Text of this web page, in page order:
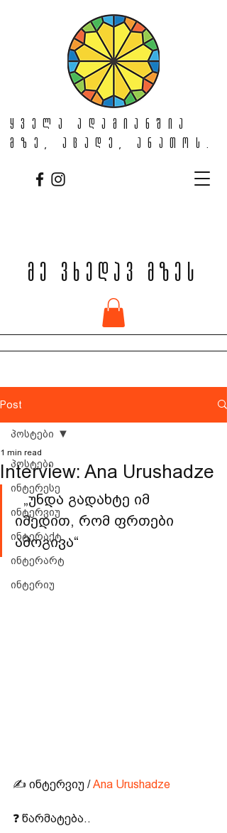
მე ვხედავ მზეს
ყველა ადამიანშია
მზე, აცადე, ანათოს.
Post
პოსტები
ინტერესე
ინტერვიუ
ინტერაქტ
ინტერარტ
ინტერიუ
პოსტები
Interview: Ana Urushadze
1 min read
იმედით, რომ ფრთები
ამოგივა“
✍️ ინტერვიუ / Ana Urushadze
❓ წარმატება..